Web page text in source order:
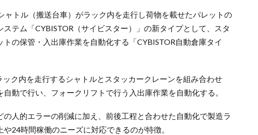
ャトル（搬送台車）がラック内を走行し荷物を載せたパレットの
テム「CYBISTOR（サイビスター）」の新タイプとして、スタ
の保管・入出庫作業を自動化する「CYBISTOR自動倉庫タイ
ック内を走行するシャトルとスタッカークレーンを組み合わせ
動で行い、フォークリフトで行う入出庫作業を自動化する。
人的エラーの削減に加え、前後工程と合わせた自動化で製造ラ
24時間稼働のニーズに対応できるのが特徴。